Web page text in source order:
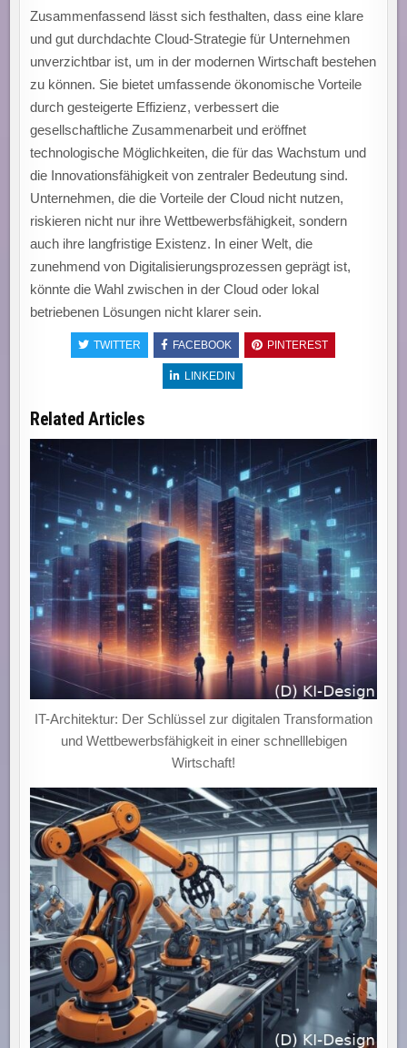
Zusammenfassend lässt sich festhalten, dass eine klare
und gut durchdachte Cloud-Strategie für Unternehmen
unverzichtbar ist, um in der modernen Wirtschaft bestehen
zu können. Sie bietet umfassende ökonomische Vorteile
durch gesteigerte Effizienz, verbessert die
gesellschaftliche Zusammenarbeit und eröffnet
technologische Möglichkeiten, die für das Wachstum und
die Innovationsfähigkeit von zentraler Bedeutung sind.
Unternehmen, die die Vorteile der Cloud nicht nutzen,
riskieren nicht nur ihre Wettbewerbsfähigkeit, sondern
auch ihre langfristige Existenz. In einer Welt, die
zunehmend von Digitalisierungsprozessen geprägt ist,
könnte die Wahl zwischen in der Cloud oder lokal
betriebenen Lösungen nicht klarer sein.
TWITTER FACEBOOK PINTEREST
LINKEDIN
Related Articles
IT-Architektur: Der Schlüssel zur digitalen Transformation
und Wettbewerbsfähigkeit in einer schnelllebigen
Wirtschaft!